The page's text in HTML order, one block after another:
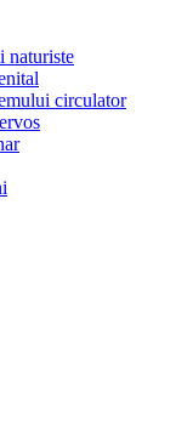
naturiste
circulator